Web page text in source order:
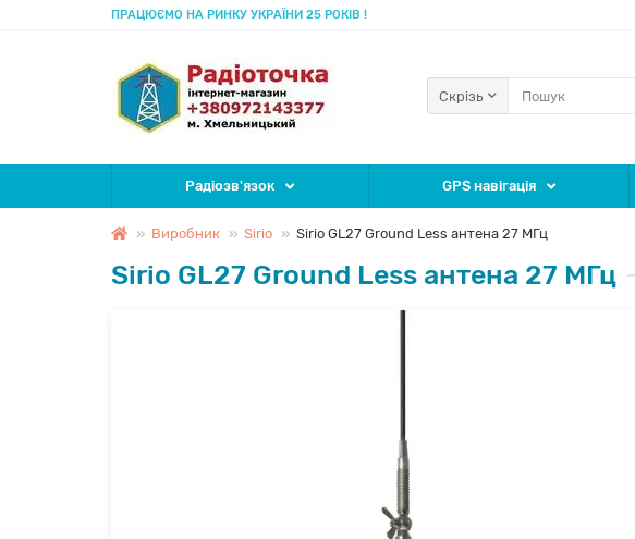
ПРАЦЮЄМО НА РИНКУ УКРАЇНИ 25 РОКІВ !
Скрізь
Радіозв'язок GPS навігація
Виробник Sirio Sirio GL27 Ground Less антена 27 МГц
Sirio GL27 Ground Less антена 27 МГц